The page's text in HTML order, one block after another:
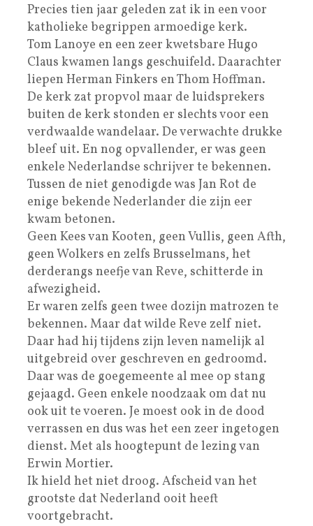
Precies tien jaar geleden zat ik in een voor
katholieke begrippen armoedige kerk.
Tom Lanoye en een zeer kwetsbare Hugo
Claus kwamen langs geschuifeld. Daarachter
liepen Herman Finkers en Thom Hoffman.
De kerk zat propvol maar de luidsprekers
buiten de kerk stonden er slechts voor een
verdwaalde wandelaar. De verwachte drukke
bleef uit. En nog opvallender, er was geen
enkele Nederlandse schrijver te bekennen.
Tussen de niet genodigde was Jan Rot de
enige bekende Nederlander die zijn eer
kwam betonen.
Geen Kees van Kooten, geen Vullis, geen Afth,
geen Wolkers en zelfs Brusselmans, het
derderangs neefje van Reve, schitterde in
afwezigheid.
Er waren zelfs geen twee dozijn matrozen te
bekennen. Maar dat wilde Reve zelf niet.
Daar had hij tijdens zijn leven namelijk al
uitgebreid over geschreven en gedroomd.
Daar was de goegemeente al mee op stang
gejaagd. Geen enkele noodzaak om dat nu
ook uit te voeren. Je moest ook in de dood
verrassen en dus was het een zeer ingetogen
dienst. Met als hoogtepunt de lezing van
Erwin Mortier.
Ik hield het niet droog. Afscheid van het
grootste dat Nederland ooit heeft
voortgebracht.